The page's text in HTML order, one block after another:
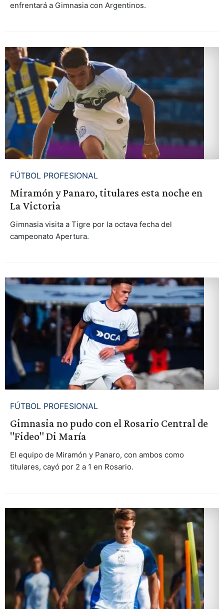
enfrentará a Gimnasia con Argentinos.
FÚTBOL PROFESIONAL
Miramón y Panaro, titulares esta noche en
La Victoria
Gimnasia visita a Tigre por la octava fecha del
campeonato Apertura.
FÚTBOL PROFESIONAL
Gimnasia no pudo con el Rosario Central de
"Fideo" Di María
El equipo de Miramón y Panaro, con ambos como
titulares, cayó por 2 a 1 en Rosario.